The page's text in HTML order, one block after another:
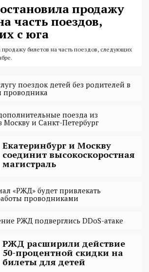
продажу
часть поездов,
с юга
билетов на часть поездов, следующих
поездок детей без родителей в
проводника
поезда из
Москву и Санкт-Петербург
Екатеринбург и Москву
соединит высокоскоростная
магистраль
«РЖД» будет привлекать
проводниками
РЖД подверглись DDoS-атаке
РЖД расширили действие
50-процентной скидки на
билеты для детей